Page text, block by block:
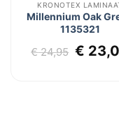
KRONOTEX
Millennium Oak
1135321
€24,95 €